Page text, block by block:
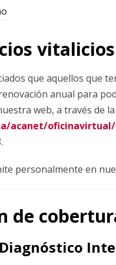
vitalicios
que aquellos que
anual para
web, a través de
acanet/
personalmente en
de